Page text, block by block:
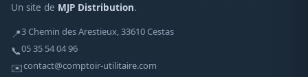
Un site de MJP Distribution.
📍3 Chemin des Arestieux, 33610 Cestas
📞05 35 54 04 96
✉️contact@comptoir-utilitaire.com